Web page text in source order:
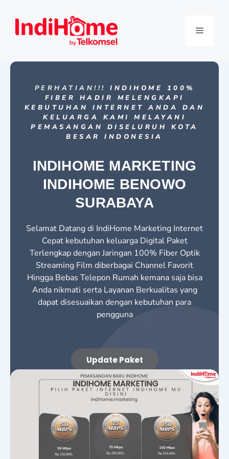
PERHATIAN!!!
INDIHOME 100%
FIBER HADIR MELENGKAPI
KEBUTUHAN INTERNET ANDA DAN
KELUARGA KAMI MELAYANI
PEMASANGAN DISELURUH KOTA
BESAR INDONESIA
INDIHOME MARKETING
INDIHOME BENOWO
SURABAYA
Selamat Datang di IndiHome Marketing Internet
Cepat kebutuhan keluarga Digital Paket
Terlengkap dengan Jaringan 100% Fiber Optik
Streaming Film diberbagai Channel Favorit
Hingga Bebas Telepon Rumah kemana saja bisa
Anda nikmati serta Layanan Berkualitas yang
dapat disesuaikan dengan kebutuhan para
pengguna
Update Paket